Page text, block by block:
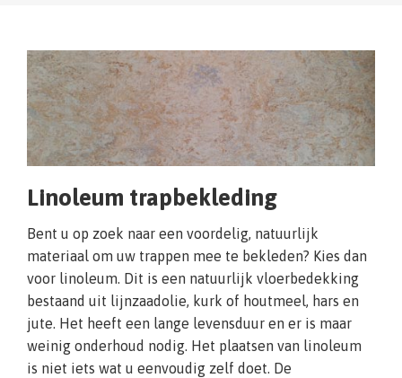
Linoleum trapbekleding
Bent u op zoek naar een voordelig, natuurlijk
materiaal om uw trappen mee te bekleden? Kies dan
voor linoleum. Dit is een natuurlijk vloerbedekking
bestaand uit lijnzaadolie, kurk of houtmeel, hars en
jute. Het heeft een lange levensduur en er is maar
weinig onderhoud nodig. Het plaatsen van linoleum
is niet iets wat u eenvoudig zelf doet. De